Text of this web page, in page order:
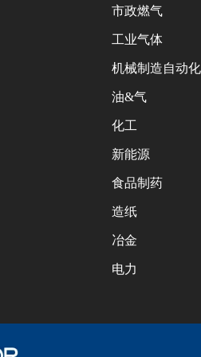
市政燃气
工业气体
机械制造自动化
油&气
化工
新能源
食品制药
造纸
冶金
电力